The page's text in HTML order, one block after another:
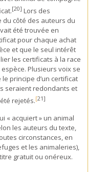
[20] Lors des
du côté des auteurs du
été trouvée en
pour chaque achat
et que le seul intérêt
les certificats à la race
espèce. Plusieurs voix se
principe d’un certificat
seraient redondants et
rejetés.[21]
« acquiert » un animal
les auteurs du texte,
circonstances, en
et les animaleries),
titre gratuit ou onéreux.